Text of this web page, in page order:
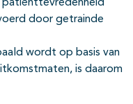
door getrainde
wordt op basis van
is daarom